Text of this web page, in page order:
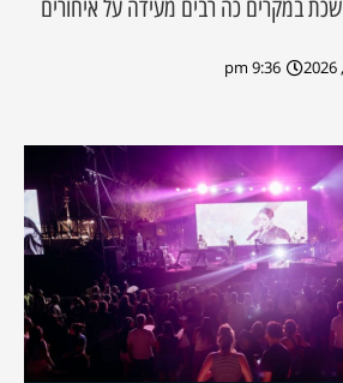
במקרים כה רבים מעידה על איחורים
9:36 pm